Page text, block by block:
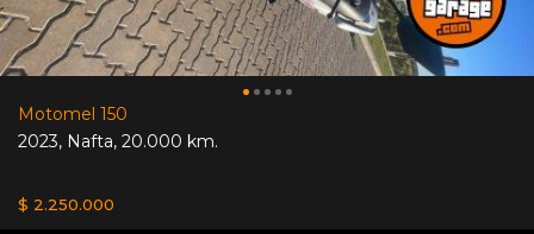
Motomel 150
2023, Nafta, 20.000 km.
$ 2.250.000